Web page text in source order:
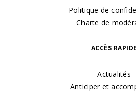
Politique de
Charte de
ACCÈS RAPIDE
Actualités
Anticiper et